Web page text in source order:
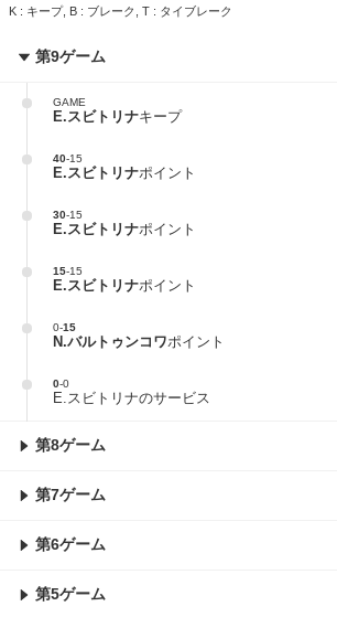
K : キープ, B : ブレーク, T : タイブレーク
第9ゲーム
GAME
E.スビトリナキープ
40-15
E.スビトリナポイント
30-15
E.スビトリナポイント
15-15
E.スビトリナポイント
0-15
N.バルトゥンコワポイント
0-0
E.スビトリナのサービス
第8ゲーム
第7ゲーム
第6ゲーム
第5ゲーム